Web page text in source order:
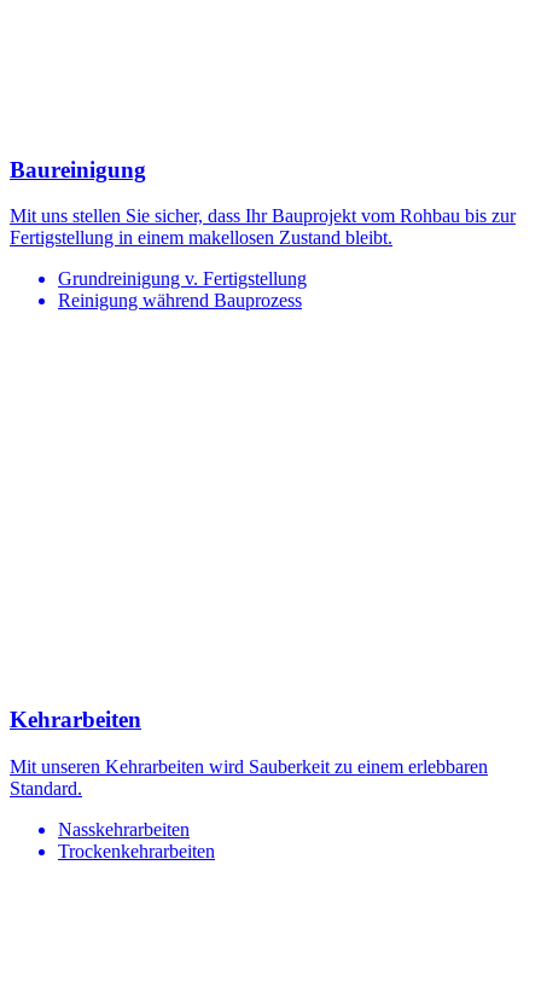
Baureinigung
Mit uns stellen Sie sicher, dass Ihr Bauprojekt vom Rohbau bis zur
Fertigstellung in einem makellosen Zustand bleibt.
Grundreinigung v. Fertigstellung
Reinigung während Bauprozess
Kehrarbeiten
Mit unseren Kehrarbeiten wird Sauberkeit zu einem erlebbaren
Standard.
Nasskehrarbeiten
Trockenkehrarbeiten